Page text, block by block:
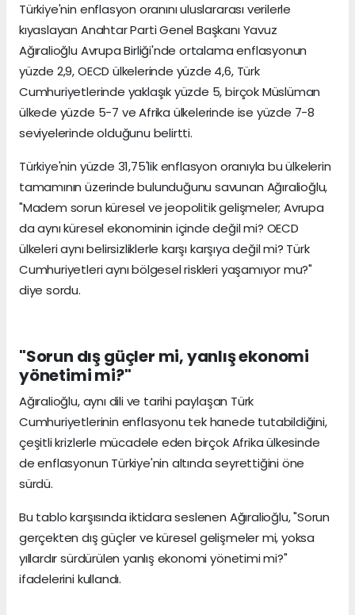
Türkiye'nin enflasyon oranını uluslararası verilerle
kıyaslayan Anahtar Parti Genel Başkanı Yavuz
Ağıralioğlu Avrupa Birliği'nde ortalama enflasyonun
yüzde 2,9, OECD ülkelerinde yüzde 4,6, Türk
Cumhuriyetlerinde yaklaşık yüzde 5, birçok Müslüman
ülkede yüzde 5-7 ve Afrika ülkelerinde ise yüzde 7-8
seviyelerinde olduğunu belirtti.
Türkiye'nin yüzde 31,75'lik enflasyon oranıyla bu ülkelerin
tamamının üzerinde bulunduğunu savunan Ağıralioğlu,
"Madem sorun küresel ve jeopolitik gelişmeler; Avrupa
da aynı küresel ekonominin içinde değil mi? OECD
ülkeleri aynı belirsizliklerle karşı karşıya değil mi? Türk
Cumhuriyetleri aynı bölgesel riskleri yaşamıyor mu?"
diye sordu.
"Sorun dış güçler mi, yanlış ekonomi
yönetimi mi?"
Ağıralioğlu, aynı dili ve tarihi paylaşan Türk
Cumhuriyetlerinin enflasyonu tek hanede tutabildiğini,
çeşitli krizlerle mücadele eden birçok Afrika ülkesinde
de enflasyonun Türkiye'nin altında seyrettiğini öne
sürdü.
Bu tablo karşısında iktidara seslenen Ağıralioğlu, "Sorun
gerçekten dış güçler ve küresel gelişmeler mi, yoksa
yıllardır sürdürülen yanlış ekonomi yönetimi mi?"
ifadelerini kullandı.